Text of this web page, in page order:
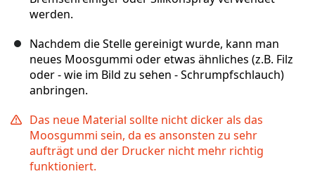
werden.
Nachdem die Stelle gereinigt wurde, kann man
neues Moosgummi oder etwas ähnliches (z.B. Filz
oder - wie im Bild zu sehen - Schrumpfschlauch)
anbringen.
Das neue Material sollte nicht dicker als das
Moosgummi sein, da es ansonsten zu sehr
aufträgt und der Drucker nicht mehr richtig
funktioniert.